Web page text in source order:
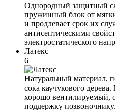
Однородный защитный
пружинный блок от
и продлевает срок их
антисептическими
электростатического
Латекс
6
Натуральный материал,
сока каучукового
хорошо вентилируемый,
поддержку позвоночнику.